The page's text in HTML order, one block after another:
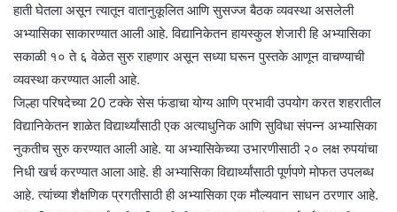
हाती घेतला असून त्यातून वातानुकूलित आणि सुसज्ज बैठक व्यवस्था असलेली
अभ्यासिका साकारण्यात आली आहे. विद्यानिकेतन हायस्कुल शेजारी हि अभ्यासिका
सकाळी १० ते ६ वेळेत सुरु राहणार असून सध्या घरून पुस्तके आणून वाचण्याची
व्यवस्था करण्यात आली आहे.
जिल्हा परिषदेच्या 20 टक्के सेस फंडाचा योग्य आणि प्रभावी उपयोग करत शहरातील
विद्यानिकेतन शाळेत विद्यार्थ्यांसाठी एक अत्याधुनिक आणि सुविधा संपन्न अभ्यासिका
नुकतीच सुरु करण्यात आली आहे. या अभ्यासिकेच्या उभारणीसाठी २० लक्ष रुपयांचा
निधी खर्च करण्यात आला आहे. ही अभ्यासिका विद्यार्थ्यांसाठी पूर्णपणे मोफत उपलब्ध
आहे. त्यांच्या शैक्षणिक प्रगतीसाठी ही अभ्यासिका एक मौल्यवान साधन ठरणार आहे.